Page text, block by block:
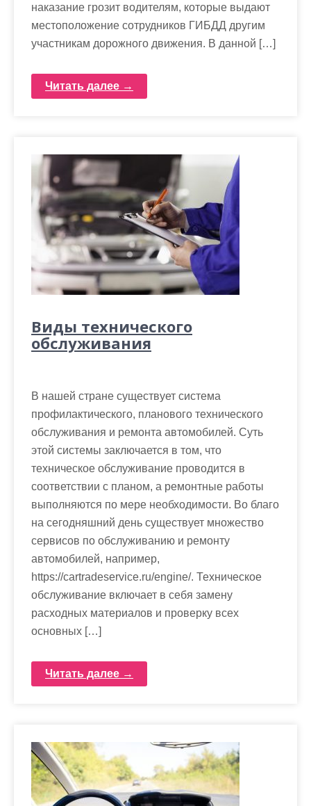
наказание грозит водителям, которые выдают
местоположение сотрудников ГИБДД другим
участникам дорожного движения. В данной […]
Читать далее →
Виды технического
обслуживания
В нашей стране существует система
профилактического, планового технического
обслуживания и ремонта автомобилей. Суть
этой системы заключается в том, что
техническое обслуживание проводится в
соответствии с планом, а ремонтные работы
выполняются по мере необходимости. Во благо
на сегодняшний день существует множество
сервисов по обслуживанию и ремонту
автомобилей, например,
https://cartradeservice.ru/engine/. Техническое
обслуживание включает в себя замену
расходных материалов и проверку всех
основных […]
Читать далее →